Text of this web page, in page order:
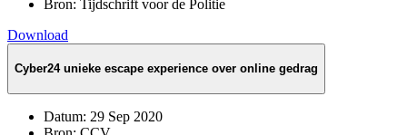
Bron: Tijdschrift voor de Politie
Download
Cyber24 unieke escape experience over online gedrag
Datum: 29 Sep 2020